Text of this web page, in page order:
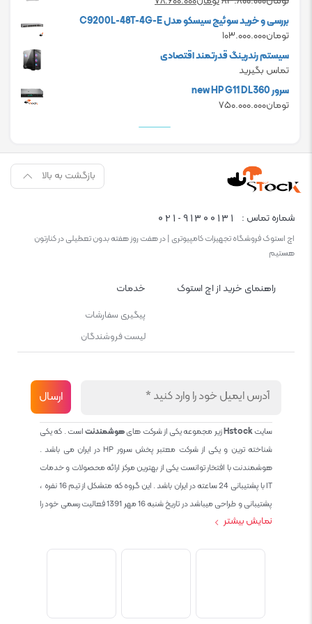
تومان۲۴.۰۰۰.۰۰۰.
تومان۲۰.۰۰۰.۰۰۰.
was:
price
بررسی و خرید سوئیچ سیسکو مدل C9200L-48T-4G-E
تومان۱۰۳.۰۰۰.۰۰۰
سیستم رندرینگ قدرتمند اقتصادی
تماس بگیرید
سرور new HP G11 DL360
تومان۷۵۰.۰۰۰.۰۰۰
بازگشت به بالا
شماره تماس : 021-91300131
اچ استوک فروشگاه تجهیزات کامپیوتری | در هفت روز هفته بدون تعطیلی در کنارتون
هستیم
راهنمای خرید از اچ استوک خدمات
پیگیری سفارشات
لیست فروشندگان
سایتHstockزیر مجموعه یکی از شرکت هایهوشمندنتاست . که یکی
شناخته ترین و یکی از شرکت معتبر پخش سرور HP در ایران می باشد .
هوشمندنت با افتخار توانست یکی از بهترین مرکز ارائه محصولات و خدمات
IT با پشتیبانی 24 ساعته در ایران باشد . این گروه که متشکل از تیم 16 نفره ،
پشتیبانی و طراحی میباشد در تاریخ شنبه 16 مهر 1391 فعالیت رسمی خود را
نمایش بیشتر